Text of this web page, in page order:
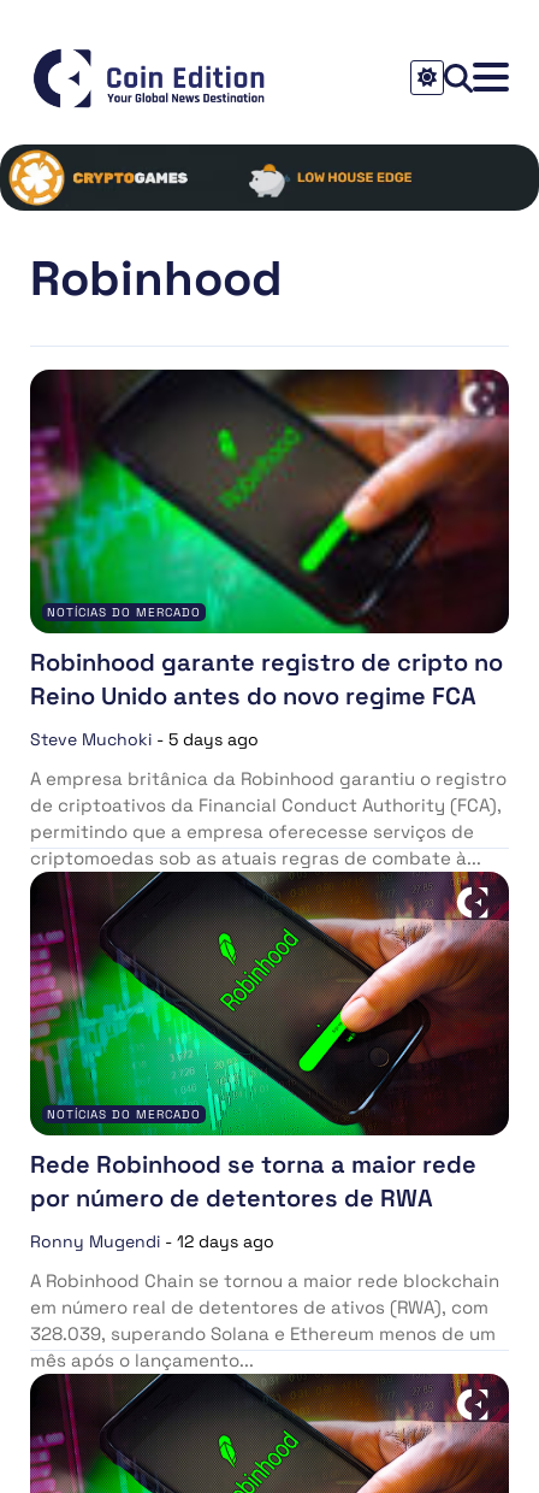
Robinhood
NOTÍCIAS DO MERCADO
Robinhood garante registro de cripto no
Reino Unido antes do novo regime FCA
Steve Muchoki - 5 days ago
A empresa britânica da Robinhood garantiu o registro
de criptoativos da Financial Conduct Authority (FCA),
permitindo que a empresa oferecesse serviços de
criptomoedas sob as atuais regras de combate à...
NOTÍCIAS DO MERCADO
Rede Robinhood se torna a maior rede
por número de detentores de RWA
Ronny Mugendi - 12 days ago
A Robinhood Chain se tornou a maior rede blockchain
em número real de detentores de ativos (RWA), com
328.039, superando Solana e Ethereum menos de um
mês após o lançamento...